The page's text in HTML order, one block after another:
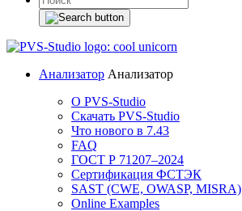
Анализатор Анализатор
О PVS-Studio
Скачать PVS-Studio
Что нового в 7.43
FAQ
ГОСТ Р 71207–2024
Сертификация ФСТЭК
SAST (CWE, OWASP, MISRA)
Online Examples